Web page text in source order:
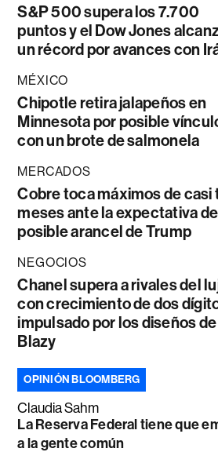
S&P 500 supera los 7.700
puntos y el Dow Jones
un récord por avances con
MÉXICO
Chipotle retira jalapeños en
Minnesota por posible
con un brote de salmonela
MERCADOS
Cobre toca máximos de casi
meses ante la expectativa
posible arancel de Trump
NEGOCIOS
Chanel supera a rivales del
con crecimiento de dos
impulsado por los diseños de
Blazy
OPINIÓN BLOOMBERG
Claudia Sahm
La Reserva Federal tiene que
a la gente común